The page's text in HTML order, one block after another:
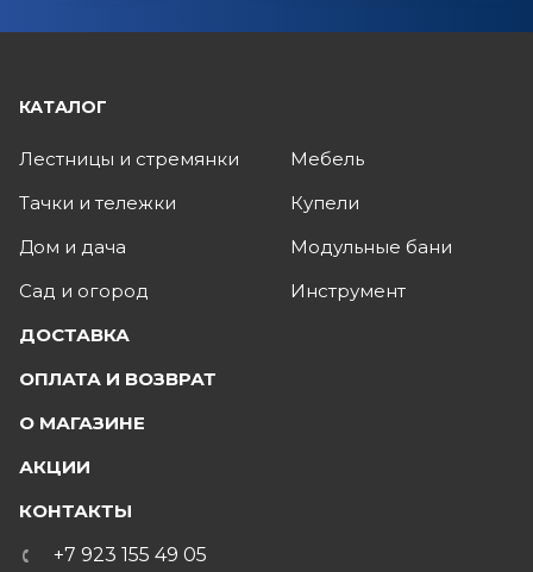
КАТАЛОГ
Лестницы и стремянки
Тачки и тележки
Дом и дача
Сад и огород
Мебель
Купели
Модульные бани
Инструмент
ДОСТАВКА
ОПЛАТА И ВОЗВРАТ
О МАГАЗИНЕ
АКЦИИ
КОНТАКТЫ
+7 923 155 49 05